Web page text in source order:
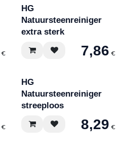
€
HG
Natuursteenreiniger
extra sterk
7,86 €
€
HG
Natuursteenreiniger
streeploos
8,29 €